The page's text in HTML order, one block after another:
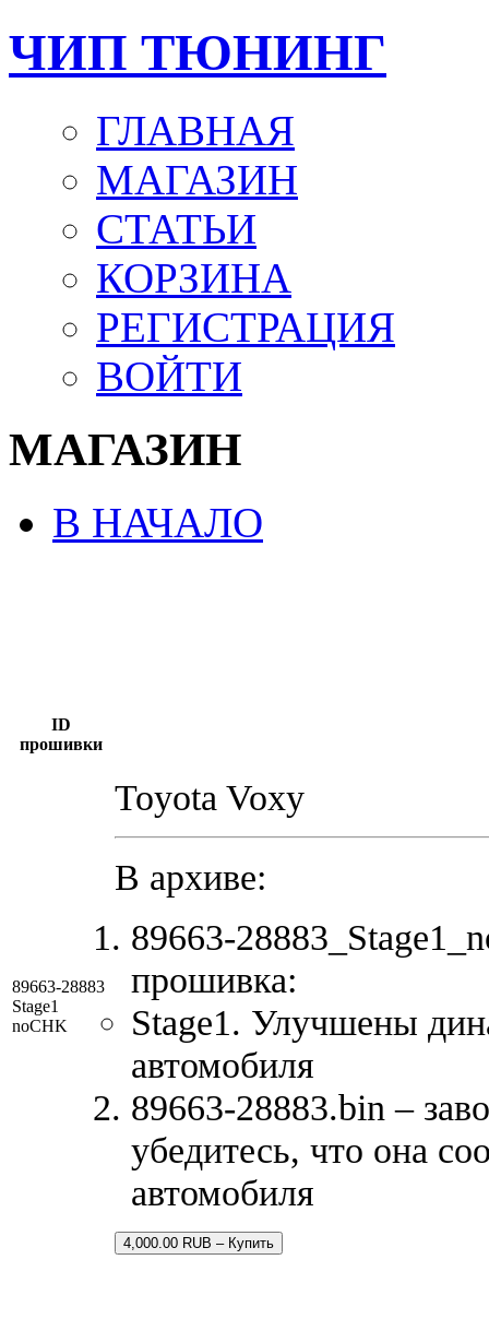
ЧИП ТЮНИНГ
ГЛАВНАЯ
МАГАЗИН
СТАТЬИ
КОРЗИНА
РЕГИСТРАЦИЯ
ВОЙТИ
МАГАЗИН
В НАЧАЛО
ID
прошивки
89663-28883
Stage1
noCHK
Toyota Voxy
В архиве:
89663-
прошивка:
Stage1. Улучшены
автомобиля
89663-28883.bin –
убедитесь, что она
автомобиля
4,000.00 RUB – Купить